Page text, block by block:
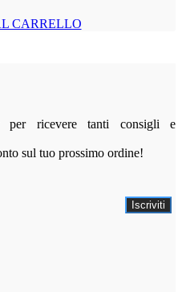
CARRELLO
per ricevere tanti consigli e
sul tuo prossimo ordine!
Iscriviti